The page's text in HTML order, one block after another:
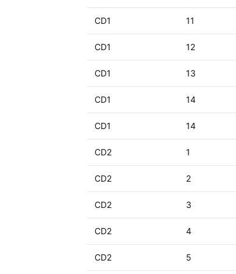
CD1 11
CD1 12
CD1 13
CD1 14
CD1 14
CD2 1
CD2 2
CD2 3
CD2 4
CD2 5